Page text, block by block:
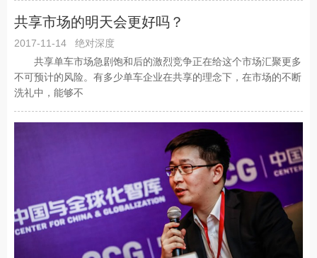
共享市场的明天会更好吗？
2017-11-14
绝对深度
共享单车市场急剧饱和后的激烈竞争正在给这个市场汇聚更多
不可预计的风险。有多少单车企业在共享的理念下，在市场的不断
洗礼中，能够不